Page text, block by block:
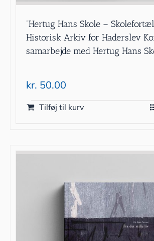
”Hertug Hans Skole –
Historisk Arkiv for Haderslev
samarbejde med Hertug Hans
kr. 50.00
Tilføj til kurv